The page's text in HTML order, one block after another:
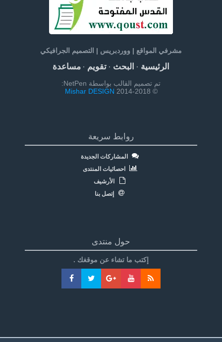
مشرفي المواقع | ووردبريس | التصميم الجرافيكي
الرئيسية· البحث· تقويم· مساعدة
تم تصميم القالب بواسطة NetPen:
© 2014-2018
Mishar DESIGN
روابط سريعة
المشاركات الجديدة
احصائيات المنتدى
الأرشيف
إتصل بنا
حول منتدى
إكتب ما تشاء عن موقغك .